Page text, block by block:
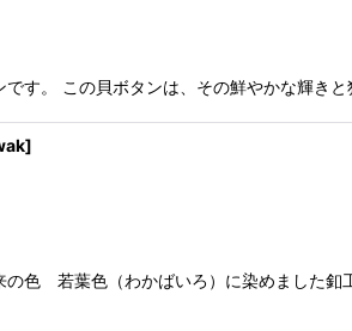
す。 この貝ボタンは、その鮮やかな輝き
]
色 若葉色（わかばいろ）に染めました釦